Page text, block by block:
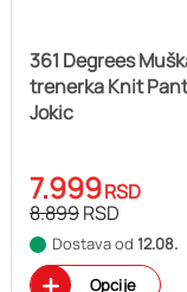
361 Degrees
trenerka Knit
Jokic
7.999RSD
8.899RSD
Dostava od 12.08.
Opcije